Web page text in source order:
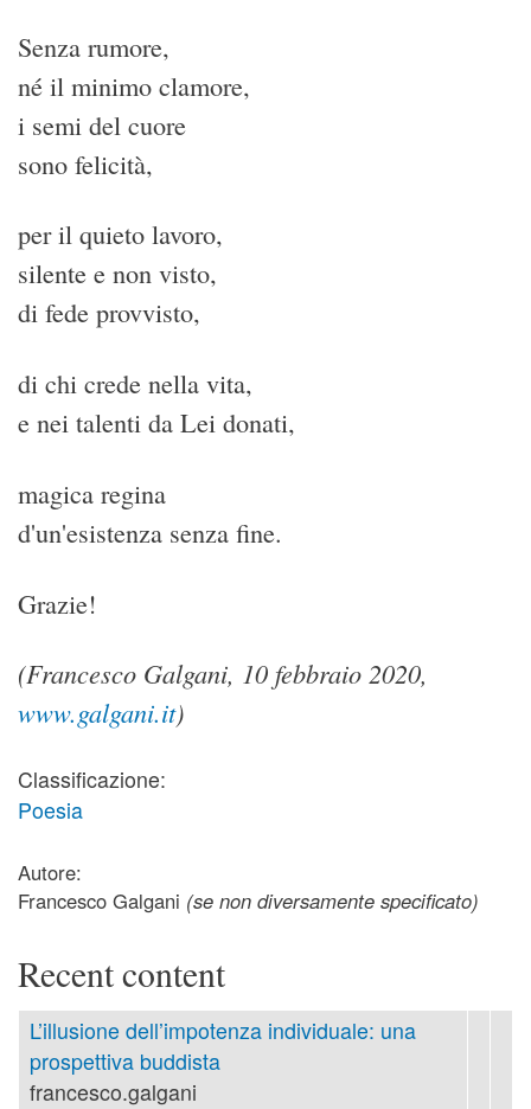
Senza rumore,
né il minimo clamore,
i semi del cuore
sono felicità,
per il quieto lavoro,
silente e non visto,
di fede provvisto,
di chi crede nella vita,
e nei talenti da Lei donati,
magica regina
d'un'esistenza senza fine.
Grazie!
(Francesco Galgani, 10 febbraio 2020,
www.galgani.it)
Classificazione:
Poesia
Autore:
Francesco Galgani (se non diversamente specificato)
Recent content
L’illusione dell’impotenza individuale: una
prospettiva buddista
francesco.galgani